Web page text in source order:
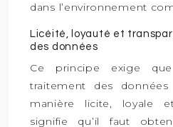
dans l’environnement
Licéité, loyauté et
des données
Ce principe exige
traitement des
manière licite, loyale
signifie qu’il faut